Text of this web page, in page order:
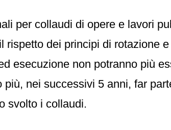
per collaudi di opere e lavori
dei principi di rotazione
esecuzione non potranno più
nei successivi 5 anni, far
svolto i collaudi.